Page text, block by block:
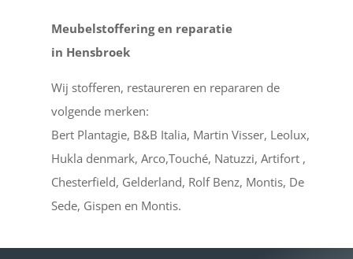
Meubelstoffering en reparatie
in Hensbroek
Wij stofferen, restaureren en repararen de
volgende merken:
Bert Plantagie, B&B Italia, Martin Visser, Leolux,
Hukla denmark, Arco,Touché, Natuzzi, Artifort ,
Chesterfield, Gelderland, Rolf Benz, Montis, De
Sede, Gispen en Montis.